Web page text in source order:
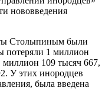
нововведения
Столыпиным были
потеряли 1 миллион
109 тысяч 667,
У этих инородцев
была введена